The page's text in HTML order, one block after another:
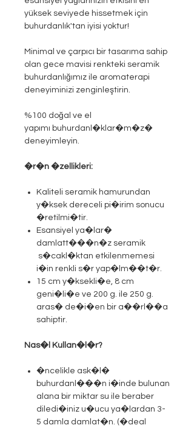
yüksek seviyede hissetmek için
buhurdanlık'tan iyisi yoktur!
Minimal ve çarpıcı bir tasarıma sahip
olan gece mavisi renkteki seramik
buhurdanlığımız ile aromaterapi
deneyiminizi zenginleştirin.
%100 doğal ve el
yapımı buhurdanl�klar�m�z�
deneyimleyin.
�r�n �zellikleri:
Kaliteli seramik hamurundan
y�ksek dereceli pi�irim sonucu
�retilmi�tir.
Esansiyel ya�lar�
damlatt���n�z seramik
s�cakl�ktan etkilenmemesi
i�in renkli s�r yap�lm��t�r.
15 cm y�ksekli�e, 8 cm
geni�li�e ve 200 g. ile 250 g.
aras� de�i�en bir a��rl��a
sahiptir.
Nas�l Kullan�l�r?
�ncelikle ask�l�
buhurdanl���n i�inde bulunan
alana bir miktar su ile beraber
diledi�iniz u�ucu ya�lardan 3-
5 damla damlat�n. (�deal